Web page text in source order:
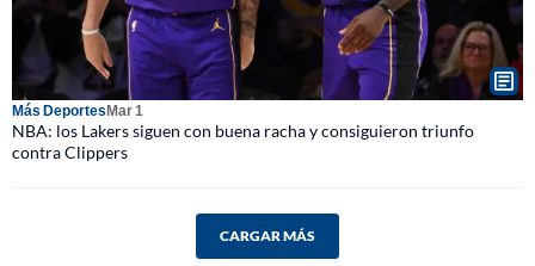
Más DeportesMar 1
NBA: los Lakers siguen con buena racha y consiguieron triunfo
contra Clippers
CARGAR MÁS